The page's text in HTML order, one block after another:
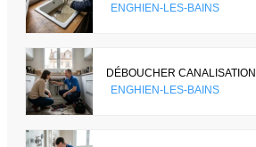
ENGHIEN-LES-BAINS
DÉBOUCHER CANALISATION
ENGHIEN-LES-BAINS